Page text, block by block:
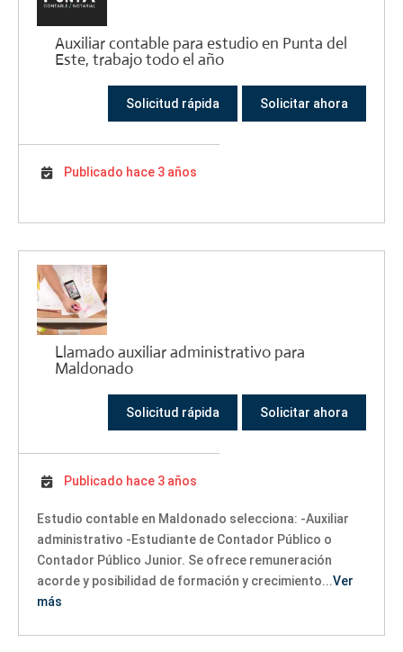
Auxiliar contable para estudio en Punta del
Este, trabajo todo el año
Solicitud rápida Solicitar ahora
Publicado hace 3 años
Llamado auxiliar administrativo para
Maldonado
Solicitud rápida Solicitar ahora
Publicado hace 3 años
Estudio contable en Maldonado selecciona: -Auxiliar
administrativo -Estudiante de Contador Público o
Contador Público Junior. Se ofrece remuneración
acorde y posibilidad de formación y crecimiento...Ver
más